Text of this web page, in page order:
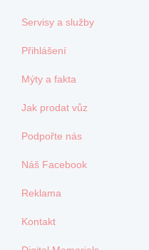
Servisy a služby
Přihlášení
Mýty a fakta
Jak prodat vůz
Podpořte nás
Náš Facebook
Reklama
Kontakt